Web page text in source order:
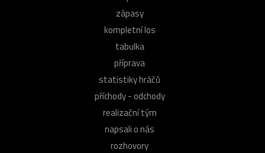
zápasy
kompletní los
tabulka
příprava
statistiky hráčů
příchody - odchody
realizační tým
napsali o nás
rozhovory